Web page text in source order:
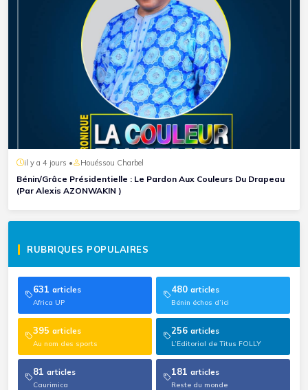
il y a 4 jours • Houéssou Charbel
Bénin/Grâce Présidentielle : Le Pardon Aux Couleurs Du Drapeau
(Par Alexis AZONWAKIN )
RUBRIQUES POPULAIRES
631 articles
Africa UP
480 articles
Bénin échos d’ici
395 articles
Au nom des sports
256 articles
L’Editorial de Titus FOLLY
81 articles
Caurimica
181 articles
Reste du monde